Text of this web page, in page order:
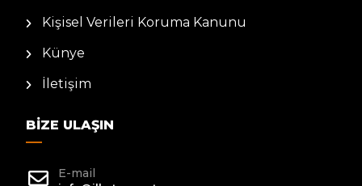
Kişisel Verileri Koruma Kanunu
Künye
İletişim
BIZE ULAŞIN
E-mail